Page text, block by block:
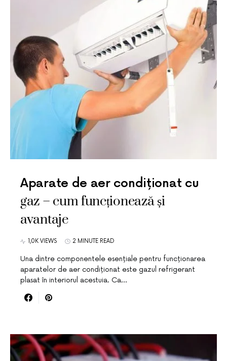
Aparate de aer condiționat cu
gaz – cum funcționează și
avantaje
1,0K VIEWS 2 MINUTE READ
Una dintre componentele esențiale pentru funcționarea
aparatelor de aer condiționat este gazul refrigerant
plasat în interiorul acestuia. Ca…